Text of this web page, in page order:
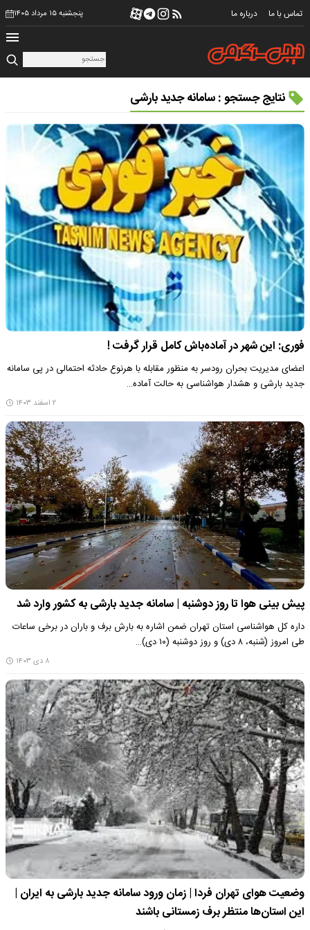
تماس با ما درباره ما پنجشنبه ۱۵ مرداد ۱۴۰۵
نتایج جستجو : سامانه جدید بارشی
فوری: این شهر در آماده‌باش کامل قرار گرفت !
اعضای مدیریت بحران رودسر به منظور مقابله با هرنوع حادثه احتمالی در پی سامانه
جدید بارشی و هشدار هواشناسی به حالت آماده…
۲ اسفند ۱۴۰۳
پیش بینی هوا تا روز دوشنبه | سامانه جدید بارشی به کشور وارد شد
داره کل هواشناسی استان تهران ضمن اشاره به بارش برف و باران در برخی ساعات
طی امروز (شنبه، ۸ دی) و روز دوشنبه (۱۰ دی‌)…
۸ دی ۱۴۰۳
وضعیت هوای تهران فردا | زمان ورود سامانه جدید بارشی به ایران |
این استان‌ها منتظر برف زمستانی باشند